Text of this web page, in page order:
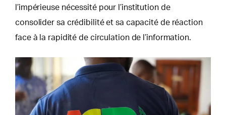
l’impérieuse nécessité pour l’institution de
consolider sa crédibilité et sa capacité de réaction
face à la rapidité de circulation de l’information.